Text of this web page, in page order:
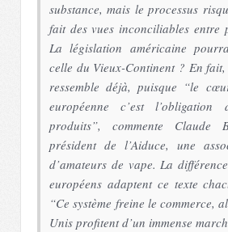
substance, mais le processus
fait des vues inconciliables entre
La législation américaine
celle du Vieux-Continent ? En
ressemble déjà, puisque “le
européenne c’est
produits”, commente Claude
président de l’Aiduce, une
d’amateurs de vape. La
européens adaptent ce texte
“Ce système freine le commerce,
Unis profitent d’un immense